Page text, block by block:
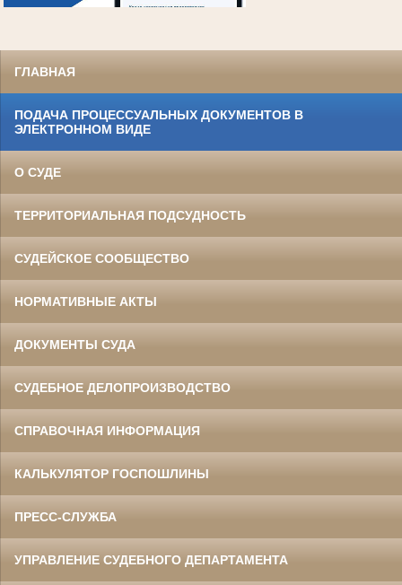
ГЛАВНАЯ
ПОДАЧА ПРОЦЕССУАЛЬНЫХ ДОКУМЕНТОВ В
ЭЛЕКТРОННОМ ВИДЕ
О СУДЕ
ТЕРРИТОРИАЛЬНАЯ ПОДСУДНОСТЬ
СУДЕЙСКОЕ СООБЩЕСТВО
НОРМАТИВНЫЕ АКТЫ
ДОКУМЕНТЫ СУДА
СУДЕБНОЕ ДЕЛОПРОИЗВОДСТВО
СПРАВОЧНАЯ ИНФОРМАЦИЯ
КАЛЬКУЛЯТОР ГОСПОШЛИНЫ
ПРЕСС-СЛУЖБА
УПРАВЛЕНИЕ СУДЕБНОГО ДЕПАРТАМЕНТА